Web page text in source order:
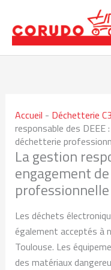
contenu
Accueil - Déchetterie
responsable des
déchetterie
La gestion
engagement
Les déchets
également acceptés à
Toulouse. Les
des matériaux